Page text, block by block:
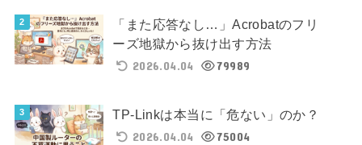
「また応答なし…」Acrobatのフリ
ーズ地獄から抜け出す方法
2026.04.04
79989
TP-Linkは本当に「危ない」のか？
2026.04.04
75004